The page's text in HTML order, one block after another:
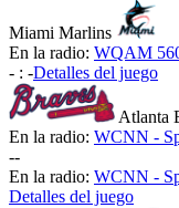
Miami Marlins
En la radio: WQAM
- : -Detalles del juego
Atlanta
En la radio: WCNN -
--
En la radio: WCNN -
Detalles del juego